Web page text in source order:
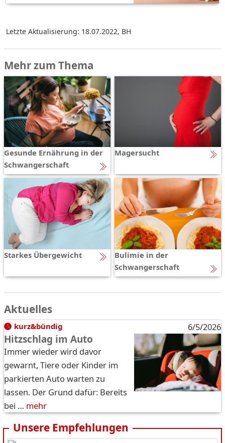
Letzte Aktualisierung: 18.07.2022, BH
Mehr zum Thema
Gesunde Ernährung in der
Schwangerschaft
Magersucht
Starkes Übergewicht
Bulimie in der
Schwangerschaft
Aktuelles
kurz&bündig 6/5/2026
Hitzschlag im Auto
Immer wieder wird davor
gewarnt, Tiere oder Kinder im
parkierten Auto warten zu
lassen. Der Grund dafür: Bereits
bei … mehr
Unsere Empfehlungen